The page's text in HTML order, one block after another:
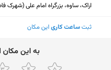
اراک، ساوه، بزرگراه امام علی (شهرک
ثبتساعت کاری این مکان
ﺑﻪ اﯾﻦ ﻣﮑﺎن